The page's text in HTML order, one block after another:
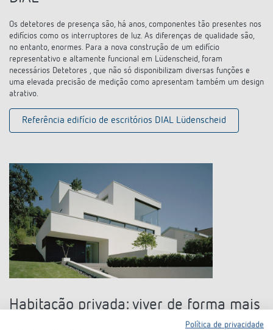
Os detetores de presença são, há anos, componentes tão presentes nos
edifícios como os interruptores de luz. As diferenças de qualidade são,
no entanto, enormes. Para a nova construção de um edifício
representativo e altamente funcional em Lüdenscheid, foram
necessários Detetores , que não só disponibilizam diversas funções e
uma elevada precisão de medição como apresentam também um design
atrativo.
Referência edifício de escritórios DIAL Lüdenscheid
Habitação privada: viver de forma mais
Política de privacidade